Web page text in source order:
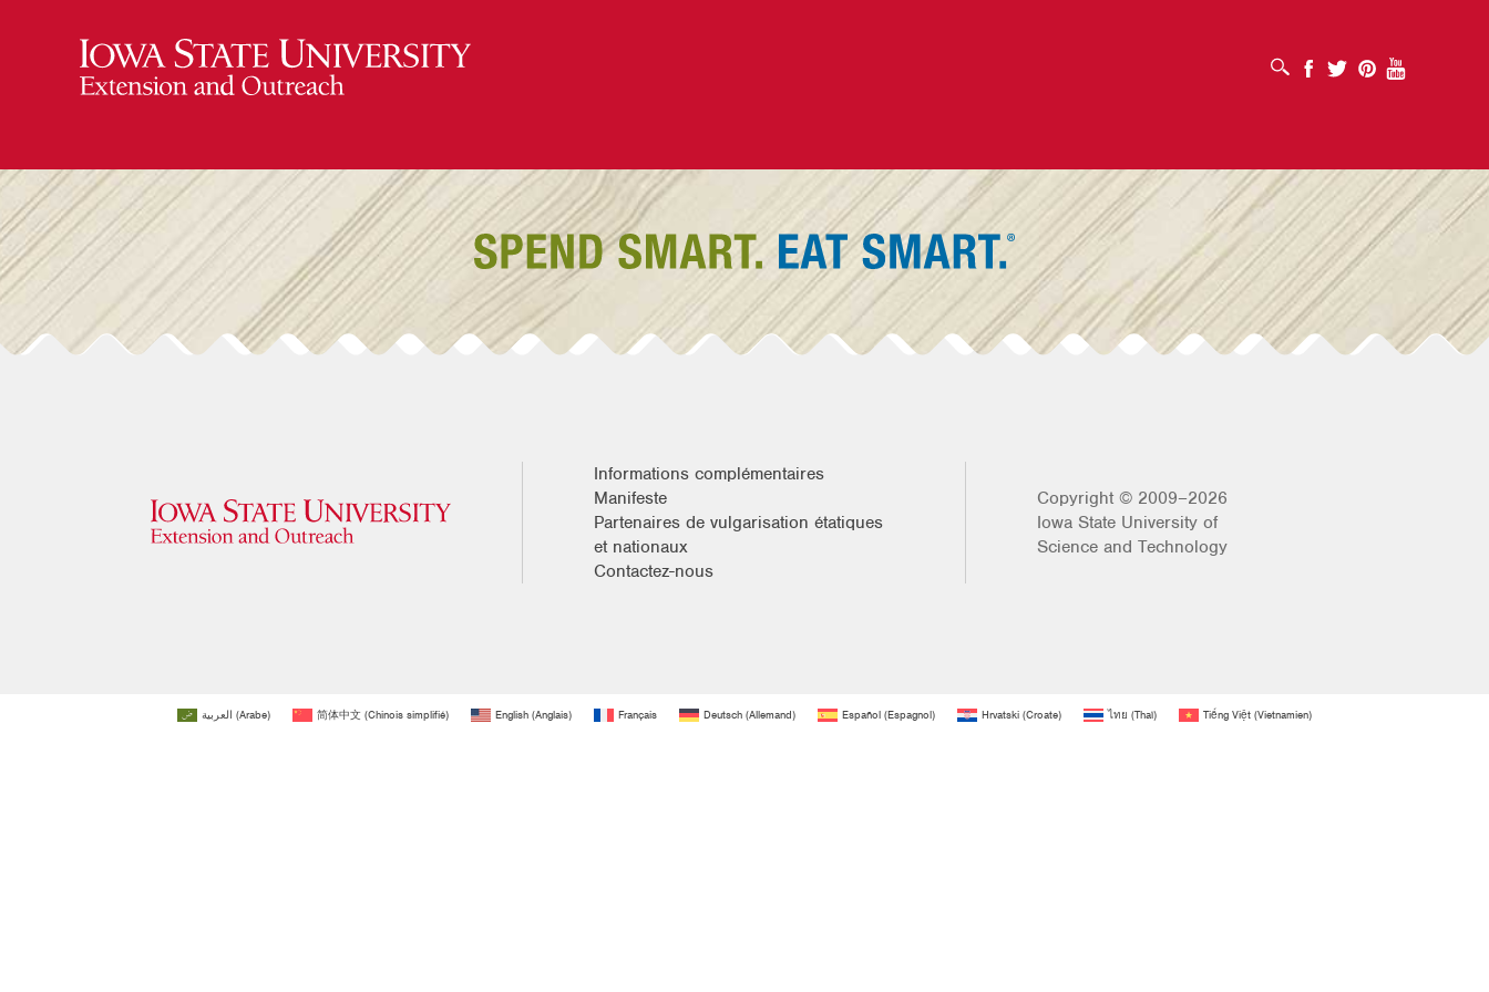
OUVRIR LA BOÎTE DE RECHERCHE
Facebook
Twitter PinterestYoutube
Informations complémentaires
Manifeste
Partenaires de vulgarisation étatiques
et nationaux
Contactez-nous
Copyright © 2009–2026
Iowa State University of
Science and Technology
العربية (Arabe) 简体中文 (Chinois simplifié) English (Anglais) Français Deutsch (Allemand) Español (Espagnol) Hrvatski (Croate) ไทย (Thaï) Tiếng Việt (Vietnamien)